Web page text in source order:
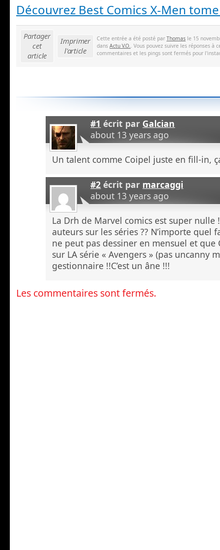
Découvrez Best Comics X-Men
Partager
cet
article
Imprimer
l'article
Cette entrée a été posté par Thomas le 15
dans Actu V.O.
. Vous pouvez suivre les réponses à
commentaires et les pings sont fermés pour
#1 écrit par Galcian
about 13 years ago
Un talent comme Coipel juste en fill-in,
#2 écrit par marcaggi
about 13 years ago
La Drh de Marvel comics est super
auteurs sur les séries ?? N’importe quel
ne peut pas dessiner en mensuel et
sur LA série « Avengers » (pas uncanny
gestionnaire !!C’est un âne !!!
Les commentaires sont fermés.